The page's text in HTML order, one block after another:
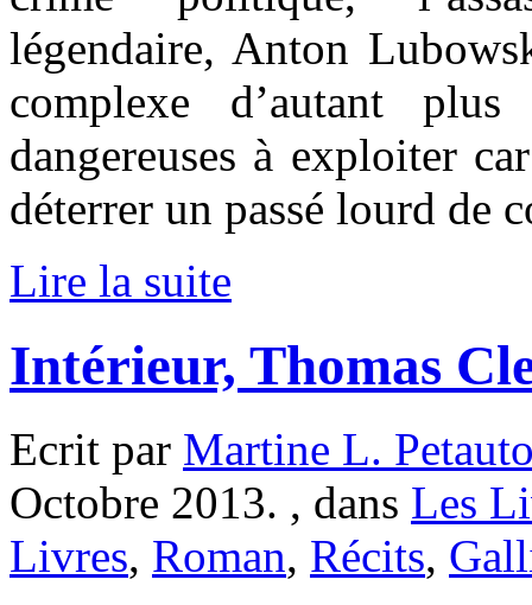
légendaire, Anton
complexe d’autant
dangereuses à exploiter
déterrer un passé lourd de
Lire la suite
Intérieur, Thomas
Ecrit par Martine L.
Octobre 2013. , dans Les
Livres, Roman, Récits,